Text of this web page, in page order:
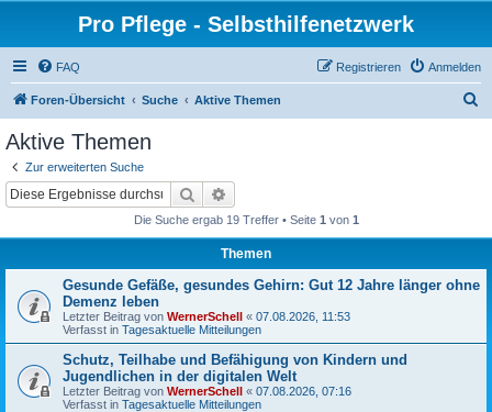
Pro Pflege - Selbsthilfenetzwerk
FAQ Anmelden
Registrieren
Foren-Übersicht Suche Aktive Themen
Aktive Themen
Zur erweiterten Suche
Suche
Die Suche ergab 19 Treffer • Seite 1 von 1
Themen
Gesunde Gefäße, gesundes Gehirn: Gut 12 Jahre länger ohne
Demenz leben
Letzter Beitrag von WernerSchell « 07.08.2026, 11:53
Verfasst in Tagesaktuelle Mitteilungen
Schutz, Teilhabe und Befähigung von Kindern und
Jugendlichen in der digitalen Welt
Letzter Beitrag von WernerSchell « 07.08.2026, 07:16
Verfasst in Tagesaktuelle Mitteilungen